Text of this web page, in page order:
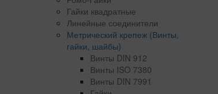
Гайки квадратные
Линейные соединители
Метрический крепеж (Винты,
гайки, шайбы)
Винты DIN 912
Винты ISO 7380
Винты DIN 7991